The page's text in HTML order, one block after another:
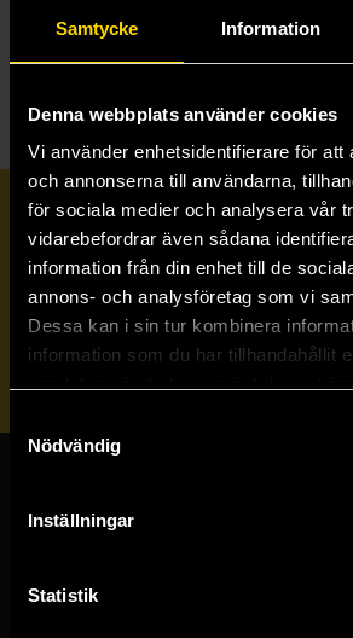
Samtycke Information
Denna webbplats använder cookies
Vi använder enhetsidentifierare för att
och annonserna till användarna,
för sociala medier och analysera vår
vidarebefordrar även sådana
information från din enhet till de
annons- och analysföretag som vi
Dessa kan i sin tur kombinera
information som du har tillhandahållit
Nödvändig
Inställningar
Statistik
SAMLINGSVOLYM
TECKNA & MÅLA
Prenumerera på vårt
Veckobrevet
Butiker & kundtjänst
Västerlånggatan 48